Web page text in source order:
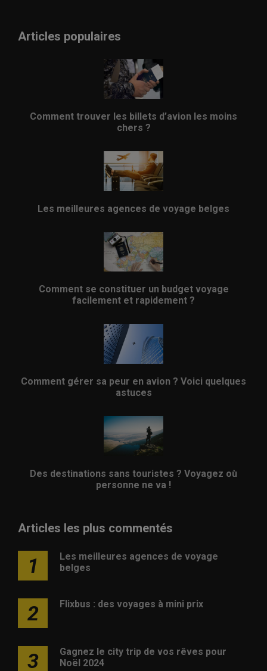
Articles populaires
Comment trouver les billets d’avion les moins
chers ?
Les meilleures agences de voyage belges
Comment se constituer un budget voyage
facilement et rapidement ?
Comment gérer sa peur en avion ? Voici quelques
astuces
Des destinations sans touristes ? Voyagez où
personne ne va !
Articles les plus commentés
1
Les meilleures agences de voyage
belges
2 Flixbus : des voyages à mini prix
3
Gagnez le city trip de vos rêves pour
Noël 2024